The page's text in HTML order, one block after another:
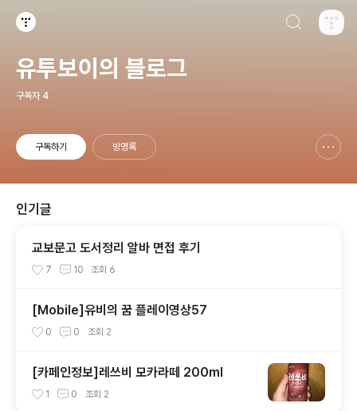
유투보이의 블로그
구독자 4
구독하기 방명록
인기글
교보문고 도서정리 알바 면접 후기
7 10 조회 6
[Mobile]유비의 꿈 플레이영상57
0 0 조회 2
[카페인정보]레쓰비 모카라떼 200ml
1 0 조회 2